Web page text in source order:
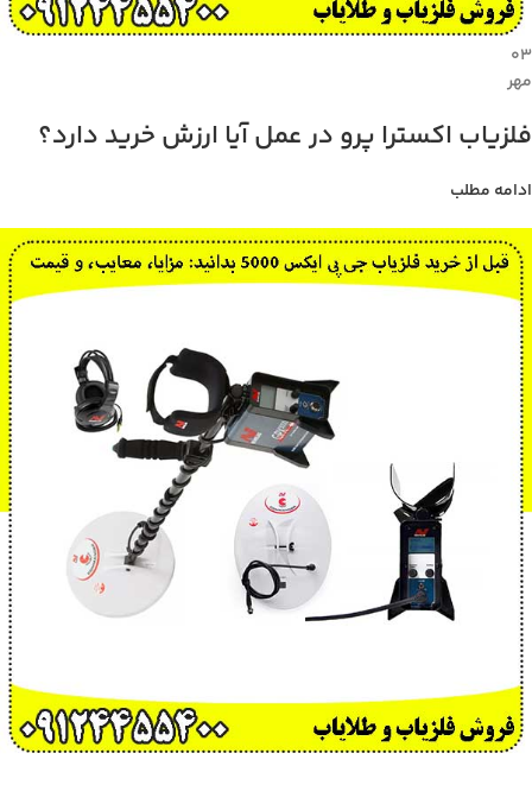
۰۳
مهر
فلزیاب اکسترا پرو در عمل آیا ارزش خرید دارد؟
ادامه مطلب